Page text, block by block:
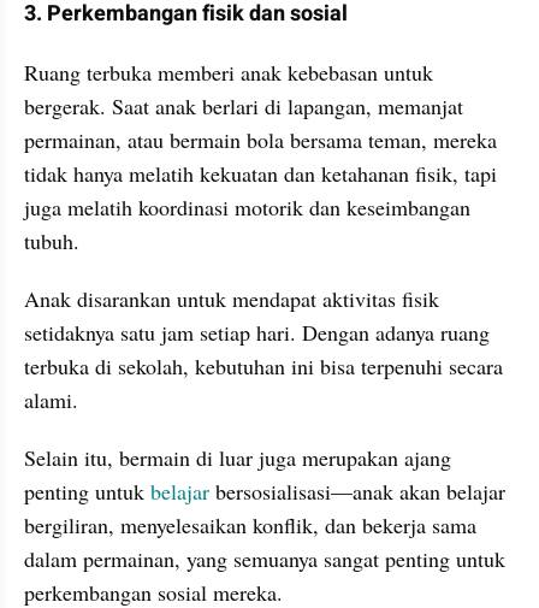
3. Perkembangan fisik dan sosial
Ruang terbuka memberi anak kebebasan untuk
bergerak. Saat anak berlari di lapangan, memanjat
permainan, atau bermain bola bersama teman, mereka
tidak hanya melatih kekuatan dan ketahanan fisik, tapi
juga melatih koordinasi motorik dan keseimbangan
tubuh.
Anak disarankan untuk mendapat aktivitas fisik
setidaknya satu jam setiap hari. Dengan adanya ruang
terbuka di sekolah, kebutuhan ini bisa terpenuhi secara
alami.
Selain itu, bermain di luar juga merupakan ajang
penting untuk belajar bersosialisasi—anak akan belajar
bergiliran, menyelesaikan konflik, dan bekerja sama
dalam permainan, yang semuanya sangat penting untuk
perkembangan sosial mereka.